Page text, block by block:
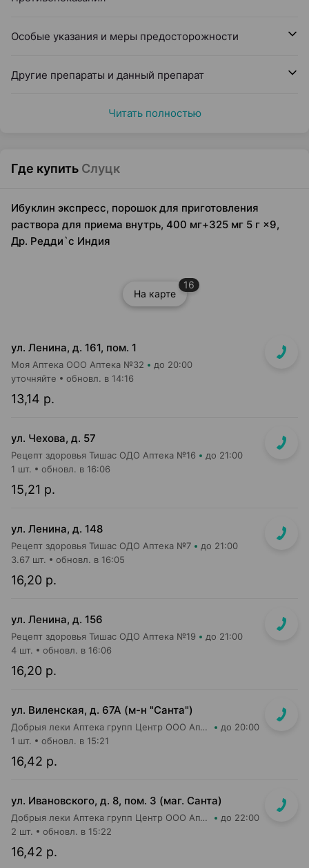
Особые указания и меры предосторожности
Другие препараты и данный препарат
Читать полностью
Где купить Слуцк
Ибуклин экспресс, порошок для приготовления
раствора для приема внутрь, 400 мг+325 мг 5 г ×9,
Др. Редди`с Индия
На карте
16
ул. Ленина, д. 161, пом. 1
Моя Аптека ООО Аптека №32 до 20:00
13,14 р.
уточняйте обновл. в 14:16
ул. Чехова, д. 57
Рецепт здоровья Тишас ОДО Аптека №16 до 21:00
15,21 р.
1 шт. обновл. в 16:06
ул. Ленина, д. 148
Рецепт здоровья Тишас ОДО Аптека №7 до 21:00
16,20 р.
3.67 шт. обновл. в 16:05
ул. Ленина, д. 156
Рецепт здоровья Тишас ОДО Аптека №19 до 21:00
16,20 р.
4 шт. обновл. в 16:06
ул. Виленская, д. 67А (м-н "Санта")
Добрыя леки Аптека групп Центр ООО Аптека №32 до 20:00
16,42 р.
1 шт. обновл. в 15:21
ул. Ивановского, д. 8, пом. 3 (маг. Санта)
Добрыя леки Аптека групп Центр ООО Аптека №58 до 22:00
16,42 р.
2 шт. обновл. в 15:22